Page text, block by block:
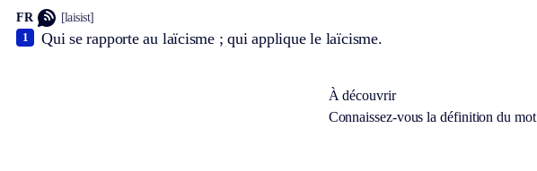
FR [laisist]
Qui se rapporte au laïcisme ; qui applique le laïcisme.
1
À découvrir
Connaissez-vous la définition du mot